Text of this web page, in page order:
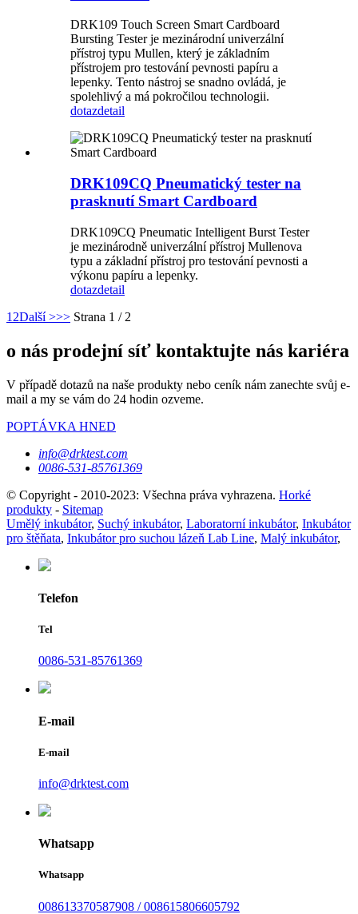
DRK109 Touch Screen Smart Cardboard
Bursting Tester je mezinárodní univerzální
přístroj typu Mullen, který je základním
přístrojem pro testování pevnosti papíru a
lepenky. Tento nástroj se snadno ovládá, je
spolehlivý a má pokročilou technologii.
dotazdetail
DRK109CQ Pneumatický tester na
prasknutí Smart Cardboard
DRK109CQ Pneumatic Intelligent Burst Tester
je mezinárodně univerzální přístroj Mullenova
typu a základní přístroj pro testování pevnosti a
výkonu papíru a lepenky.
dotazdetail
1 2Další >>> Strana 1 / 2
o nás prodejní síť kontaktujte nás kariéra
V případě dotazů na naše produkty nebo ceník nám zanechte svůj e-
mail a my se vám do 24 hodin ozveme.
POPTÁVKA HNED
info@drktest.com
0086-531-85761369
© Copyright - 2010-2023: Všechna práva vyhrazena. Horké
produkty - Sitemap
Umělý inkubátor, Suchý inkubátor, Laboratorní inkubátor, Inkubátor
pro štěňata, Inkubátor pro suchou lázeň Lab Line, Malý inkubátor,
Telefon
Tel
0086-531-85761369
E-mail
E-mail
info@drktest.com
Whatsapp
Whatsapp
008613370587908 / 008615806605792